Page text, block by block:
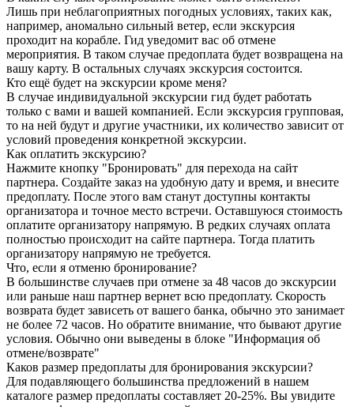
Лишь при неблагоприятных погодных условиях, таких как,
например, аномально сильный ветер, если экскурсия
проходит на корабле. Гид уведомит вас об отмене
мероприятия. В таком случае предоплата будет возвращена на
вашу карту. В остальных случаях экскурсия состоится.
Кто ещё будет на экскурсии кроме меня?
В случае индивидуальной экскурсии гид будет работать
только с вами и вашей компанией. Если экскурсия групповая,
то на ней будут и другие участники, их количество зависит от
условий проведения конкретной экскурсии.
Как оплатить экскурсию?
Нажмите кнопку "Бронировать" для перехода на сайт
партнера. Создайте заказ на удобную дату и время, и внесите
предоплату. После этого вам станут доступны контакты
организатора и точное место встречи. Оставшуюся стоимость
оплатите организатору напрямую. В редких случаях оплата
полностью происходит на сайте партнера. Тогда платить
организатору напрямую не требуется.
Что, если я отменю бронирование?
В большинстве случаев при отмене за 48 часов до экскурсии
или раньше наш партнер вернет всю предоплату. Скорость
возврата будет зависеть от вашего банка, обычно это занимает
не более 72 часов. Но обратите внимание, что бывают другие
условия. Обычно они выведены в блоке "Информация об
отмене/возврате"
Каков размер предоплаты для бронирования экскурсии?
Для подавляющего большинства предложений в нашем
каталоге размер предоплаты составляет 20-25%. Вы увидите